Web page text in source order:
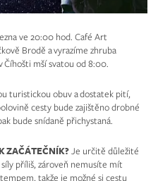
ve 20:00 hod. Café Art
Brodě a vyrazíme zhruba
Číhošti mší svatou od 8:00.
turistickou obuv a dostatek pití,
cesty bude zajištěno drobné
bude snídaně přichystaná.
ZAČÁTEČNÍK?Je určitě důležité
příliš, zároveň nemusíte mít
takže je možné si cestu